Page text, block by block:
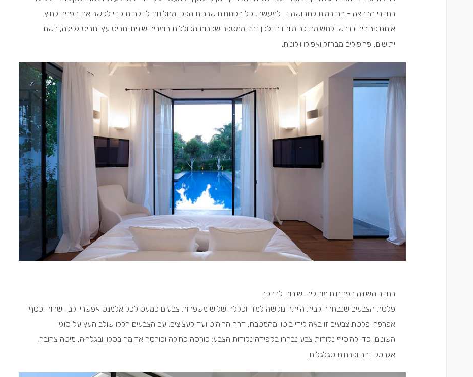
בחדרי הרחצה - התורמות לתחושה זו. למעשה, כל הפתחים שבבית הפכו מחלונות לדלתות כדי לקשר את הפנים לחוץ.
אותם פתחים נדרשו לתשומת לב מיוחדת ולכן נבנו ממספר שכבות הכוללות חומרים שונים: תריס עץ ותריס גלילה, רשת
יתושים, פרופילים מברזל ואפילו וילונות.
בחדר השינה הפתחים מובילים ישירות לברכה
פלטת הצבעים שנבחרה לבית הייתה נוקשה למדי וכללה שלוש משפחות צבעים כמעט לכל אלמנט אפשרי: לבן-שחור וכסף
אפרפר. פלטת צבעים זו באה לידי ביטוי מהמטבח, דרך הריהוט ועד לעציצים. עם הצבעים הללו שולב העץ על סוגיו
השונים. כדי להוסיף נקודות צבע נבחרו בקפידה נקודות הצבע: כורסה כחולה וכורסה אדומה בסלון ובגלריה, מיטה צהובה,
אגרטל זהב ופרחים סגלגלים.